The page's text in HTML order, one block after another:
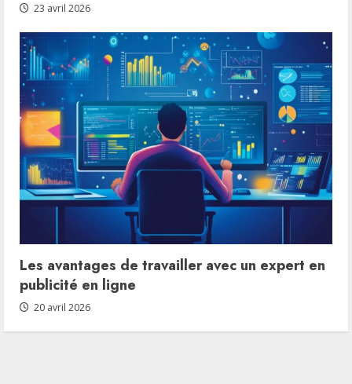
23 avril 2026
Les avantages de travailler avec un expert en
publicité en ligne
20 avril 2026